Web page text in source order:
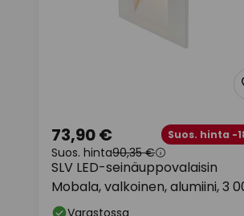
SLV LED-seinäuppovalaisin
Mobala, valkoinen, alumiini, 3
K
73,90 € Suos. hinta -
Suos. hinta90,35 €
Varastossa